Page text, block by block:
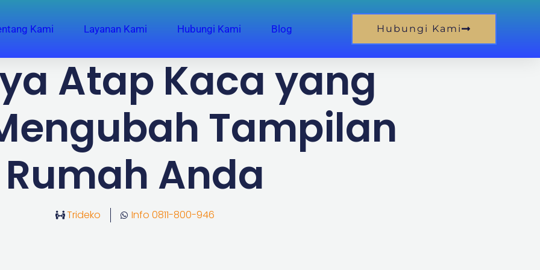
Kami Layanan Kami Hubungi Kami Blog Hubungi Kami
Atap Kaca yang
Tampilan
Rumah Anda
Trideko Info 0811-800-946